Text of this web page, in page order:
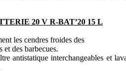
20 V R-BAT’20 15 L
les cendres froides des
et des barbecues.
antistatique interchangeables et